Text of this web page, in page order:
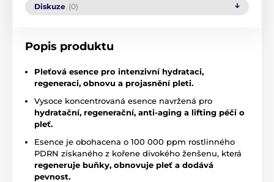
Diskuze (0)
Popis produktu
Pleťová esence pro intenzivní hydrataci,
regeneraci, obnovu a projasnění pleti.
Vysoce koncentrovaná esence navržená pro
hydratační, regenerační, anti-aging a lifting péči o
pleť.
Esence je obohacena o 100 000 ppm rostlinného
PDRN získaného z kořene divokého ženšenu, která
regeneruje buňky, obnovuje pleť a dodává
pevnost.